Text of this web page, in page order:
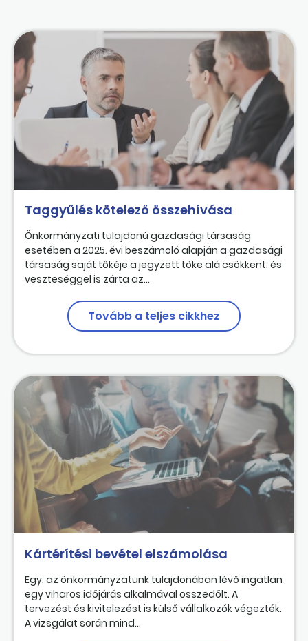
Taggyűlés kötelező összehívása
Önkormányzati tulajdonú gazdasági társaság
esetében a 2025. évi beszámoló alapján a gazdasági
társaság saját tőkéje a jegyzett tőke alá csökkent, és
veszteséggel is zárta az...
Tovább a teljes cikkhez
Kártérítési bevétel elszámolása
Egy, az önkormányzatunk tulajdonában lévő ingatlan
egy viharos időjárás alkalmával összedőlt. A
tervezést és kivitelezést is külső vállalkozók végezték.
A vizsgálat során mind...